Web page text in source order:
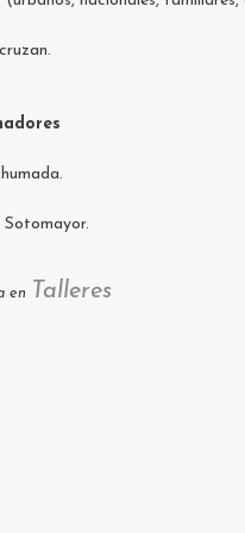
en Talleres